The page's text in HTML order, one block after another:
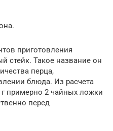
приготовления
стейк. Такое название он
перца,
блюда. Из расчета
г примерно 2 чайных ложки
перед